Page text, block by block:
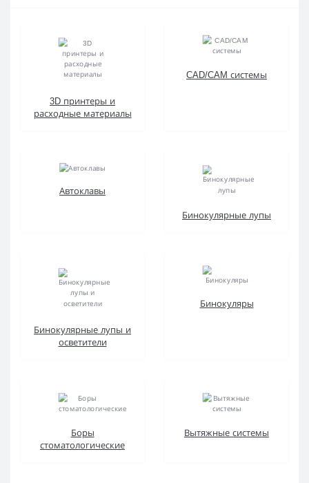
3D принтеры и
расходные материалы
CAD/CAM системы
Автоклавы
Бинокулярные лупы
Бинокулярные лупы и
осветители
Бинокуляры
Боры
стоматологические
Вытяжные системы